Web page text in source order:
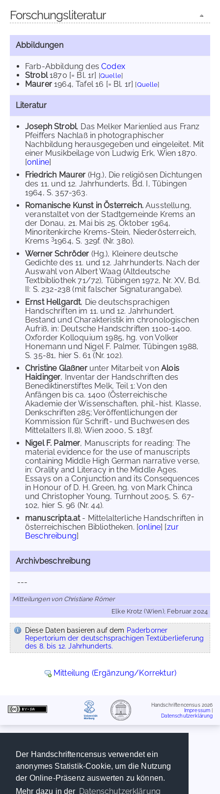
Der Handschriftencensus verwendet ein
anonymes Statistik-Cookie, um die Nutzung
der Online-Präsenz auswerten zu können.
Mehr dazu in der Datenschutzerklärung
Forschungsliteratur
Abbildungen
Farb-Abbildung desCodex
Strobl1870 [= Bl. 1r] [Quelle]
Maurer1964, Tafel 16 [= Bl. 1r] [Quelle]
Literatur
Joseph Strobl, Das Melker Marienlied aus Franz
Pfeiffers Nachlaß in photographischer
Nachbildung herausgegeben und eingeleitet. Mit
einer Musikbeilage von Ludwig Erk, Wien 1870.
[online]
Friedrich Maurer (Hg.), Die religiösen Dichtungen
des 11. und 12. Jahrhunderts, Bd. I, Tübingen
1964, S. 357-363.
Romanische Kunst in Österreich.Ausstellung,
veranstaltet von der Stadtgemeinde Krems an
der Donau, 21. Mai bis 25. Oktober 1964,
Minoritenkirche Krems-Stein, Niederösterreich,
Krems 31964, S. 329f. (Nr. 380).
Werner Schröder (Hg.), Kleinere deutsche
Gedichte des 11. und 12. Jahrhunderts. Nach der
Auswahl von Albert Waag (Altdeutsche
Textbibliothek 71/72), Tübingen 1972, Nr. XV, Bd.
II: S. 232-238 (mit falscher Signaturangabe).
Ernst Hellgardt, Die deutschsprachigen
Handschriften im 11. und 12. Jahrhundert.
Bestand und Charakteristik im chronologischen
Aufriß, in: Deutsche Handschriften 1100-1400.
Oxforder Kolloquium 1985, hg. von Volker
Honemann und Nigel F. Palmer, Tübingen 1988,
S. 35-81, hier S. 61 (Nr. 102).
Christine Glaßnerunter Mitarbeit vonAlois
Haidinger, Inventar der Handschriften des
Benediktinerstiftes Melk, Teil 1: Von den
Anfängen bis ca. 1400 (Österreichische
Akademie der Wissenschaften, phil.-hist. Klasse,
Denkschriften 285; Veröffentlichungen der
Kommission für Schrift- und Buchwesen des
Mittelalters II,8), Wien 2000, S. 183f.
Nigel F. Palmer, Manuscripts for reading: The
material evidence for the use of manuscripts
containing Middle High German narrative verse,
in: Orality and Literacy in the Middle Ages.
Essays on a Conjunction and its Consequences
in Honour of D. H. Green, hg. von Mark Chinca
und Christopher Young, Turnhout 2005, S. 67-
102, hier S. 96 (Nr. 44).
manuscripta.at- Mittelalterliche Handschriften in
österreichischen Bibliotheken. [online] [zur
Beschreibung]
Archivbeschreibung
---
Mitteilungen von Christiane Römer
Elke Krotz (Wien), Februar 2024
Diese Daten basieren auf dem Paderborner
Repertorium der deutschsprachigen Textüberlieferung
des 8. bis 12. Jahrhunderts.
Mitteilung (Ergänzung/Korrektur)
Handschriftencensus 2026
Impressum
Datenschutzerklärung